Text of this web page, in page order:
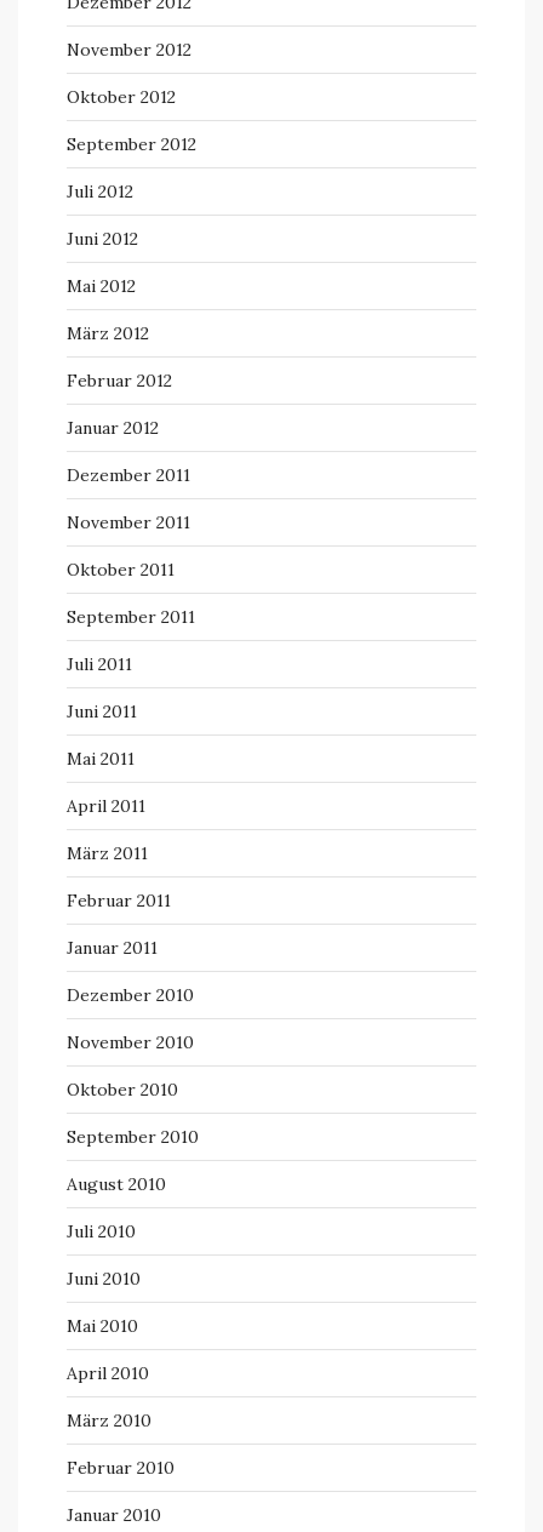
November 2012
Oktober 2012
September 2012
Juli 2012
Juni 2012
Mai 2012
März 2012
Februar 2012
Januar 2012
Dezember 2011
November 2011
Oktober 2011
September 2011
Juli 2011
Juni 2011
Mai 2011
April 2011
März 2011
Februar 2011
Januar 2011
Dezember 2010
November 2010
Oktober 2010
September 2010
August 2010
Juli 2010
Juni 2010
Mai 2010
April 2010
März 2010
Februar 2010
Januar 2010